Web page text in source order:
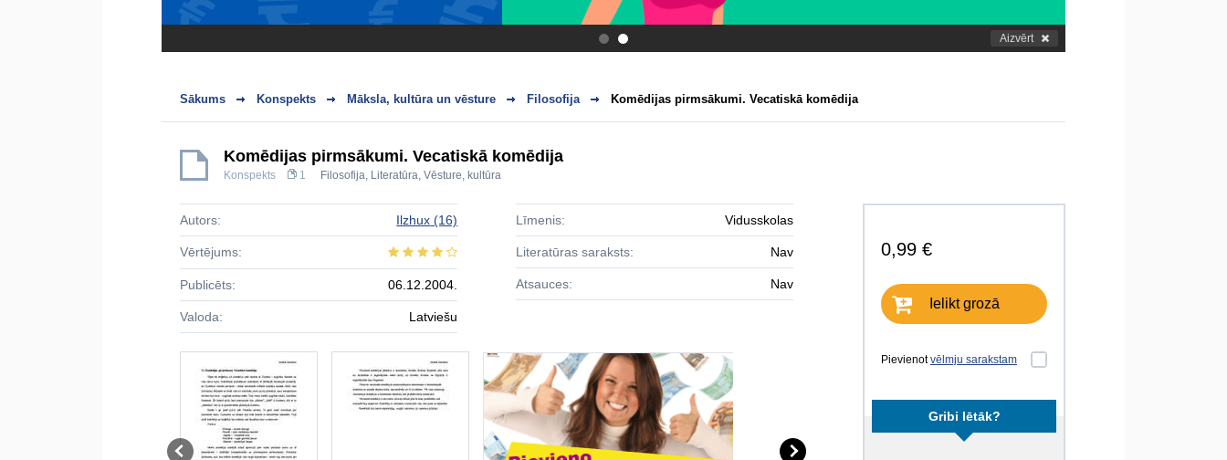
. Aizvērt
Sākums Konspekts Māksla, kultūra un vēsture Filosofija Komēdijas pirmsākumi. Vecatiskā komēdija
Komēdijas pirmsākumi. Vecatiskā komēdija
Konspekts 1 Filosofija, Literatūra, Vēsture, kultūra
0,99 €
Ielikt grozā
Pievienotvēlmju sarakstam
Gribi lētāk?
Autors: Ilzhux (16)
Vērtējums:
Publicēts: 06.12.2004.
Valoda: Latviešu
Līmenis: Vidusskolas
Literatūras saraksts: Nav
Atsauces: Nav